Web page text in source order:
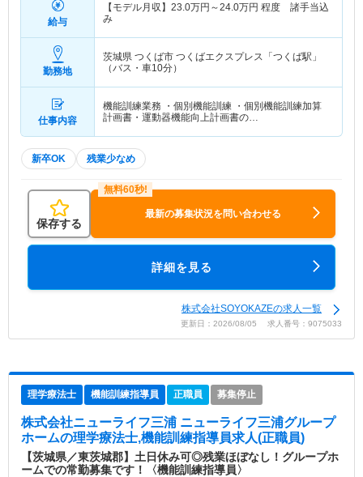
給与
【モデル月収】 23.0万円～24.0万円 程度 諸手当込
み
勤務地
茨城県 つくば市 つくばエクスプレス「つくば駅」
（バス・車10分）
仕事内容
機能訓練業務 ・個別機能訓練 ・個別機能訓練加算
計画書・運動器機能向上計画書の…
新卒OK 残業少なめ
保存する
最新の募集状況を問い合わせる
詳細を見る
株式会社SOYOKAZEの求人一覧
更新日：2026/08/05 求人番号：9075033
理学療法士 機能訓練指導員 正職員 募集停止
株式会社ニューライフ三浦 ニューライフ三浦グループ
ホームの理学療法士,機能訓練指導員求人(正職員)
【茨城県／東茨城郡】土日休み可◎残業ほぼなし！グループホ
ームでの常勤募集です！〈機能訓練指導員〉